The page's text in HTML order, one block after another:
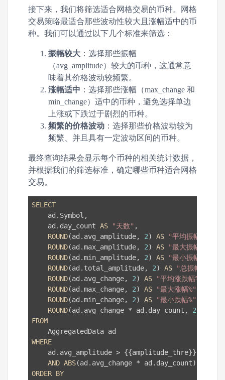
接下来，我们将筛选适合网格交易的币种。网格
交易策略最适合那些波动性较大且涨幅适中的币
种。我们可以通过以下几个标准来筛选：
振幅较大 ：选择那些振幅
（avg_amplitude）较大的币种，这通常意
味着其价格波动较频繁。
涨幅适中 ：选择那些涨幅（max_change 和
min_change）适中的币种，避免选择单边
上涨或下跌过于剧烈的币种。
频繁的价格波动 ：选择那些价格波动较为
频繁、并且具有一定波动区间的币种。
最终查询结果会显示每个币种的相关统计数据，
并根据我们的筛选标准，确定哪些币种适合网格
交易。
SELECT
    ad.Symbol,
    ad.day_count
AS "天数" ,
ROUND(ad.avg_amplitude, 2) AS "平均振幅%"
ROUND(ad.max_amplitude, 2) AS "最大振幅%"
ROUND(ad.min_amplitude, 2) AS "最小振幅%"
ROUND(ad.total_amplitude, 2) AS "总振幅%"
ROUND(ad.avg_change, 2) AS "平均涨跌幅%"
ROUND(ad.max_change, 2) AS "最大涨幅%"
ROUND(ad.min_change, 2) AS "最小跌幅%"
ROUND(ad.avg_change * ad.day_count, 2
FROM
WHERE
    ad.avg_amplitude > {{amplitude_thre}}
AND ABS(ad.avg_change * ad.day_count) <
ORDER BY